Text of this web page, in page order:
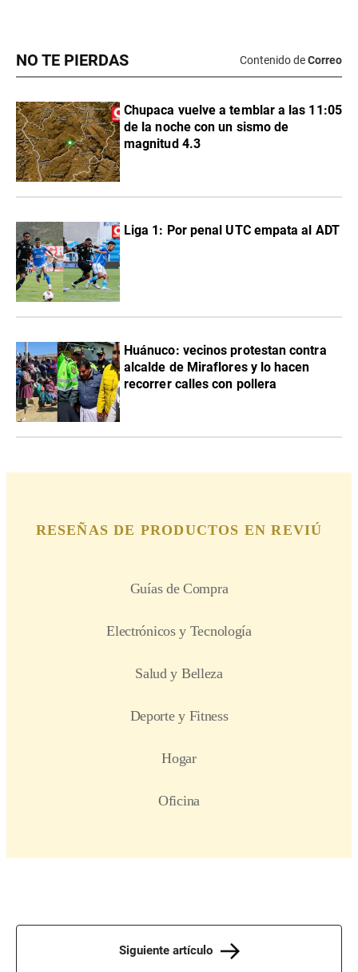
NO TE PIERDAS Contenido deCorreo
Chupaca vuelve a temblar a las 11:05
de la noche con un sismo de
magnitud 4.3
Liga 1: Por penal UTC empata al ADT
Huánuco: vecinos protestan contra
alcalde de Miraflores y lo hacen
recorrer calles con pollera
Siguiente artículo